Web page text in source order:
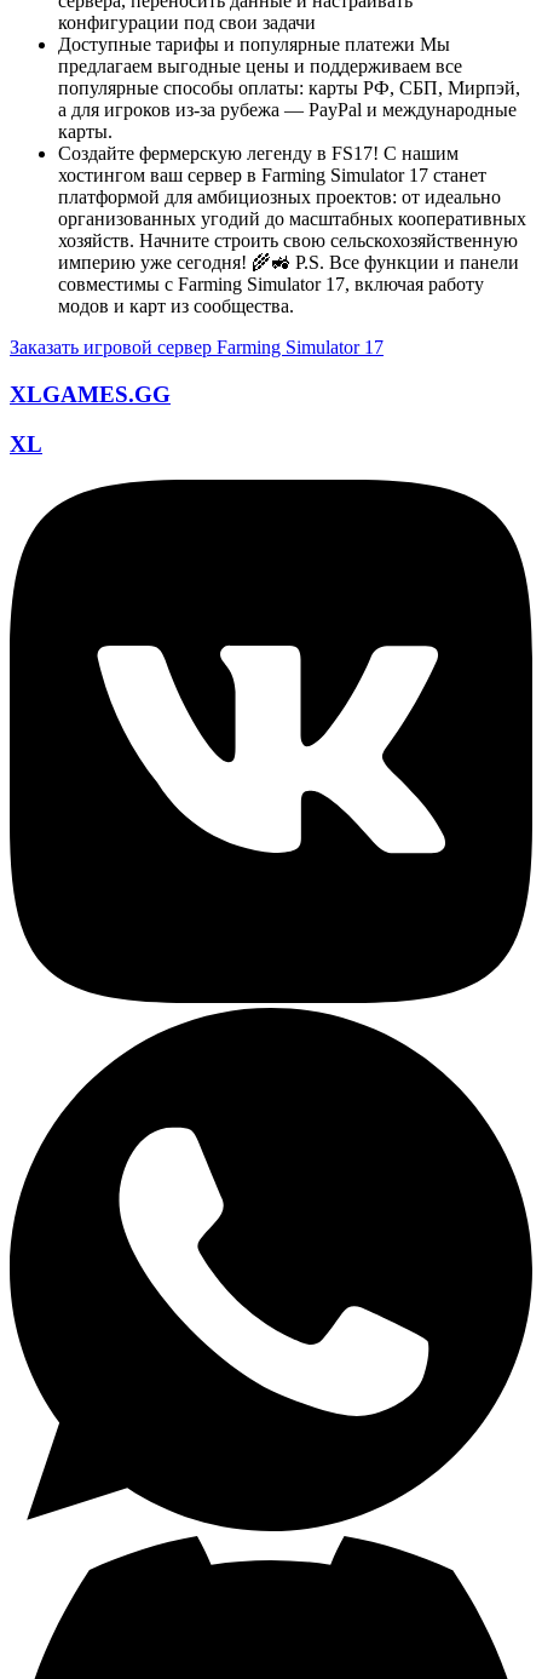
конфигурации под свои задачи
Доступные тарифы и популярные платежи Мы
предлагаем выгодные цены и поддерживаем все
популярные способы оплаты: карты РФ, СБП, Мирпэй,
а для игроков из-за рубежа — PayPal и международные
карты.
Создайте фермерскую легенду в FS17! С нашим
хостингом ваш сервер в Farming Simulator 17 станет
платформой для амбициозных проектов: от идеально
организованных угодий до масштабных кооперативных
хозяйств. Начните строить свою сельскохозяйственную
империю уже сегодня! 🌾🚜 P.S. Все функции и панели
совместимы с Farming Simulator 17, включая работу
модов и карт из сообщества.
Заказать игровой сервер Farming Simulator 17
XLGAMES.GG
XL